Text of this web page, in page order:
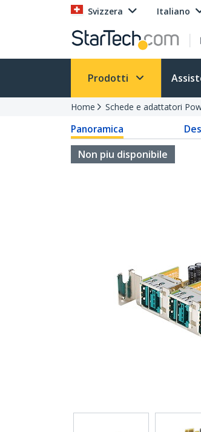
Svizzera Italiano
Prodotti
Home Schede e adattatori
Panoramica
Non piu disponibile